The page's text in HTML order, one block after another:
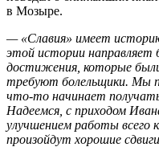
в Мозыре.
— «Славия» имеет
этой истории направляет
достижения, которые
требуют болельщики. Мы
что-то начинает
Надеемся, с приходом
улучшением работы всего
произойдут хорошие